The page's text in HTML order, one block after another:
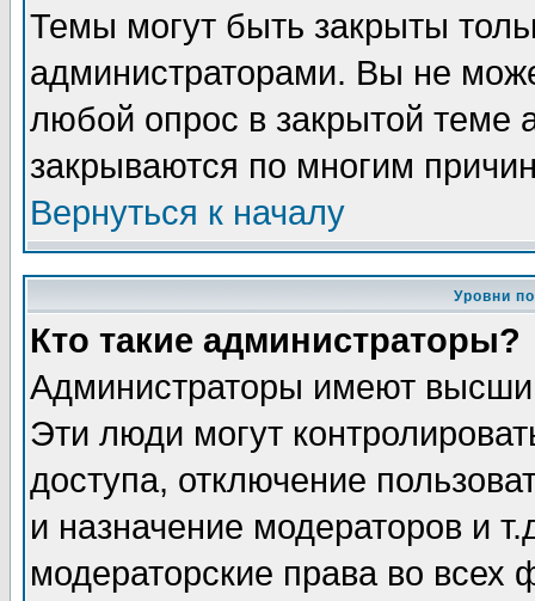
Темы могут быть закрыты
администраторами. Вы не
любой опрос в закрытой теме
закрываются по многим
Вернуться к началу
Уровни
Кто такие администраторы?
Администраторы имеют
Эти люди могут
доступа, отключение
и назначение модераторов и
модераторские права во всех